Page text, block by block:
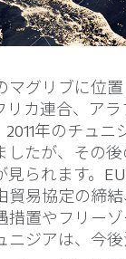
マグリブに位
リカ連合、ア
年のチュ
したが、その
見られます。
貿易協定の締
置やフリー
ジアは、今